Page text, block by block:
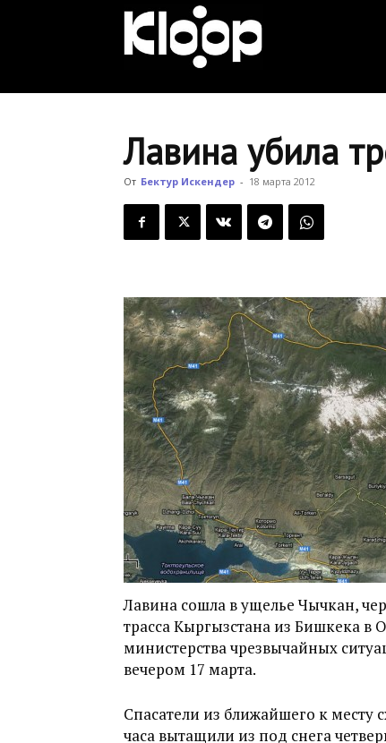
Новости
Лавина убила
От Бектур Искендер - 18 марта 2012
Лавина сошла в ущелье Чычкан,
трасса Кыргызстана из Бишкека
министерства чрезвычайных
вечером 17 марта.
Спасатели из ближайшего к месту
часа вытащили из под снега